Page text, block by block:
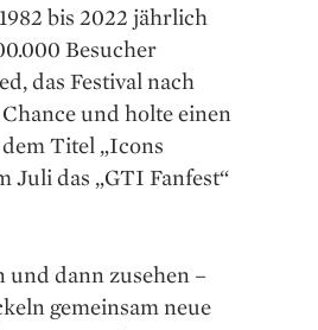
bis 2022 jährlich
Besucher
das Festival nach
und holte einen
­Titel „Icons
Juli das „GTI Fanfest“
und dann zusehen –
gemeinsam neue